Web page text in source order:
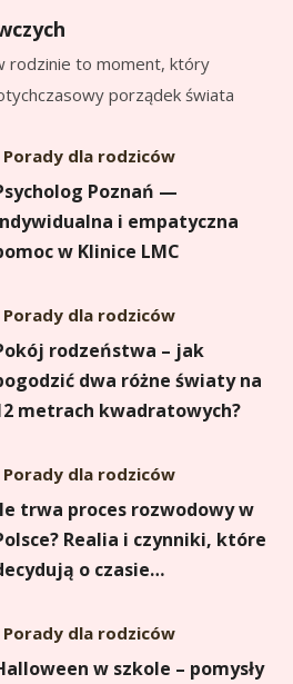
w
Twojej
rodzinie to moment, który
porządek świata
Porady dla rodziców
Poznań —
i empatyczna
w Klinice LMC
Porady dla rodziców
rodzeństwa – jak
dwa różne światy na
metrach kwadratowych?
Porady dla rodziców
trwa proces rozwodowy w
Realia i czynniki, które
o czasie
Porady dla rodziców
w szkole – pomysły